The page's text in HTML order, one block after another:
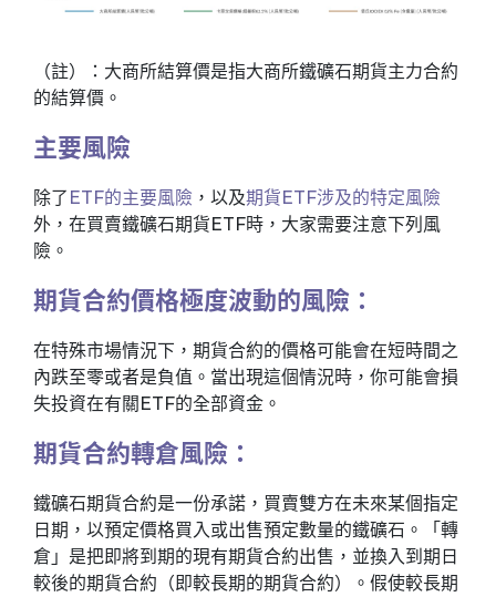
（註）：大商所結算價是指大商所鐵礦石期貨主力合約
的結算價。
主要風險
除了 ETF的主要風險 ，以及期貨ETF涉及的特定風險
外，在買賣鐵礦石期貨ETF時，大家需要注意下列風
險。
期貨合約價格極度波動的風險：
在特殊市場情況下，期貨合約的價格可能會在短時間之
內跌至零或者是負值。當出現這個情況時，你可能會損
失投資在有關ETF的全部資金。
期貨合約轉倉風險：
鐵礦石期貨合約是一份承諾，買賣雙方在未來某個指定
日期，以預定價格買入或出售預定數量的鐵礦石。「轉
倉」是把即將到期的現有期貨合約出售，並換入到期日
較後的期貨合約（即較長期的期貨合約）。假使較長期